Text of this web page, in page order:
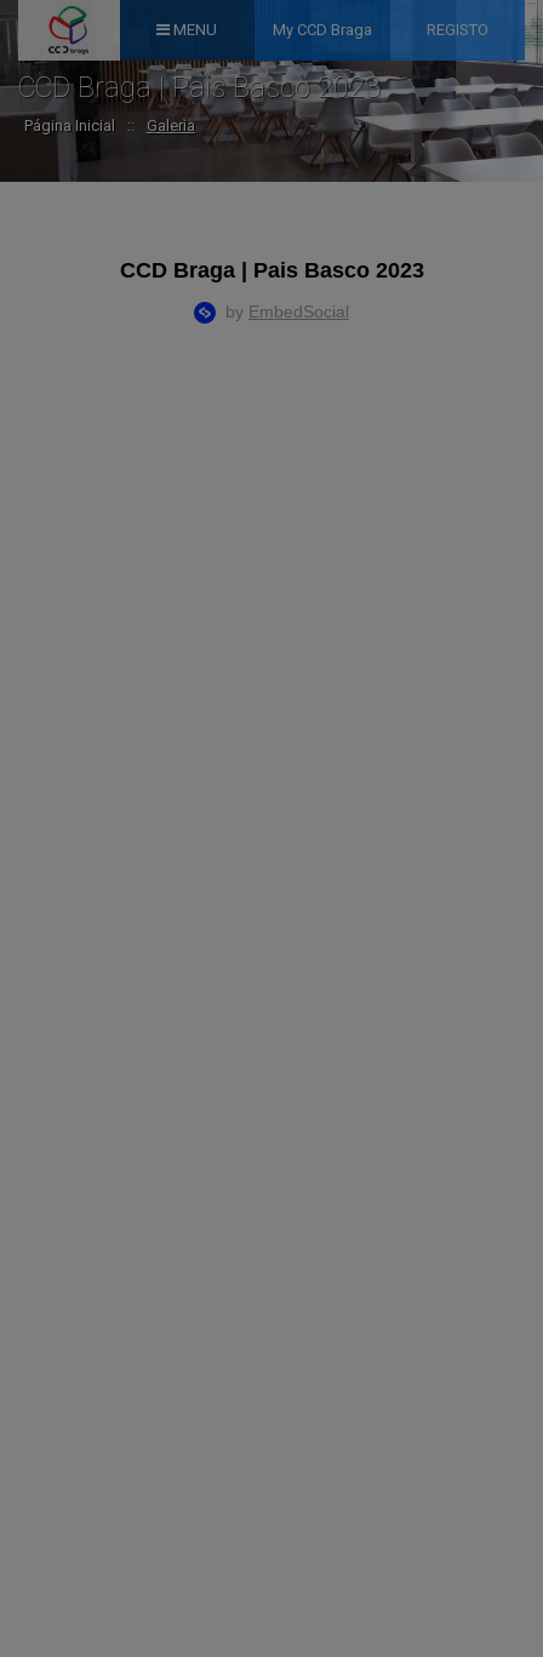
MENU My CCD Braga REGISTO
CCD Braga | Pais Basco 2023
Página Inicial :: Galeria